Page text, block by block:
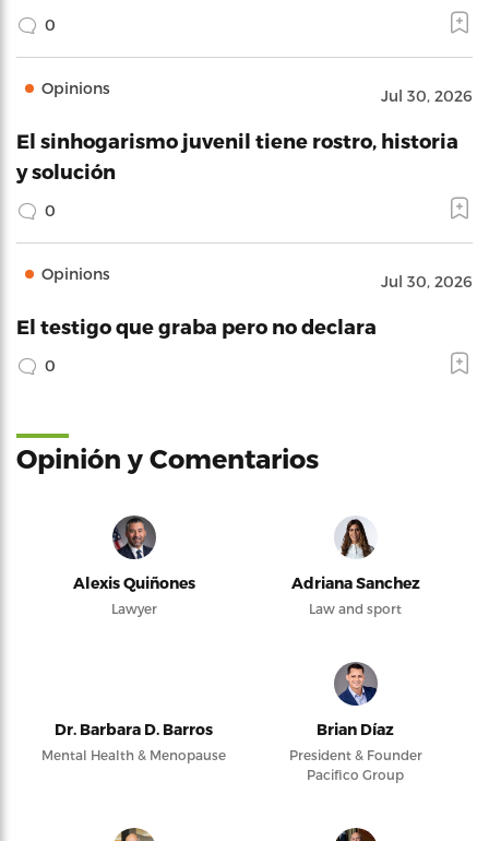
0
Opinions Jul 30, 2026
El sinhogarismo juvenil tiene rostro, historia
y solución
0
Opinions Jul 30, 2026
El testigo que graba pero no declara
0
Opinión y Comentarios
Alexis Quiñones
Lawyer
Adriana Sanchez
Law and sport
Dr. Barbara D. Barros
Mental Health & Menopause
Brian Díaz
President & Founder
Pacifico Group